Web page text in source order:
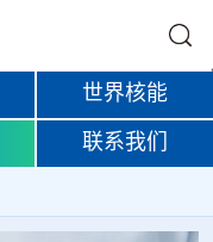
世界核能
联系我们